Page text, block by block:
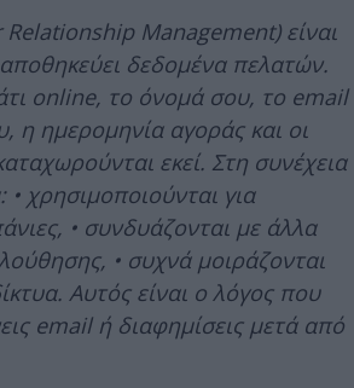
Relationship Management) είναι
δεδομένα πελατών.
online, το όνομά σου, το email
η ημερομηνία αγοράς και οι
εκεί. Στη συνέχεια
χρησιμοποιούνται για
• συνδυάζονται με άλλα
• συχνά μοιράζονται
Αυτός είναι ο λόγος που
email ή διαφημίσεις μετά από